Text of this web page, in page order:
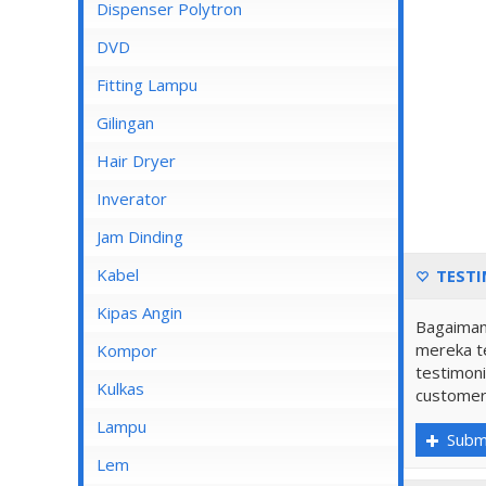
Dispenser Cosmos
Dispenser Miyako
Dispenser Sanken
Dispenser Polytron
DVD
Fitting Lampu
Gilingan
Hair Dryer
Inverator
Jam Dinding
Kabel
Inbow/Outbow T Dus
Kabel Aksesoris
Kabel Antena
Kabel BC
Kipas Angin
Kipas Angin Berdiri
Kipas Angin Dinding
Kipas Angin Duduk
Kipas Angin Gantung
Kompor
Kompor Rinnai
Kulkas
LG
POLYTRON
Lampu
Fitting Lampu
Lem
mereka